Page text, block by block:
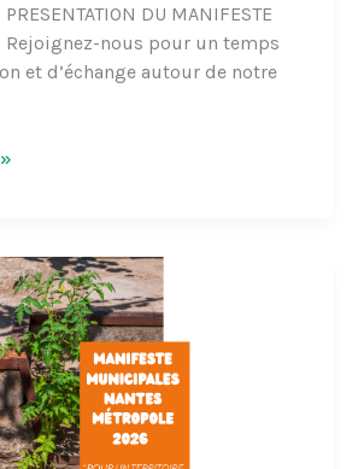
PRESENTATION DU MANIFESTE
Rejoignez-nous pour un temps
et d’échange autour de notre